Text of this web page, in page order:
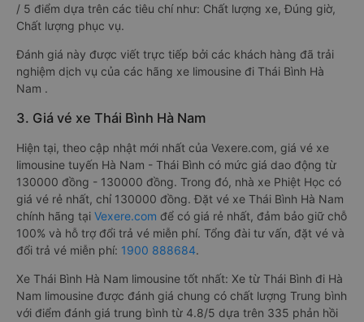
/ 5 điểm dựa trên các tiêu chí như: Chất lượng xe, Đúng giờ,
Chất lượng phục vụ.
Đánh giá này được viết trực tiếp bởi các khách hàng đã trải
nghiệm dịch vụ của các hãng xe limousine đi Thái Bình Hà
Nam .
3. Giá vé xe Thái Bình Hà Nam
Hiện tại, theo cập nhật mới nhất của Vexere.com, giá vé xe
limousine tuyến Hà Nam - Thái Bình có mức giá dao động từ
130000 đồng - 130000 đồng. Trong đó, nhà xe Phiệt Học có
giá vé rẻ nhất, chỉ 130000 đồng. Đặt vé xe Thái Bình Hà Nam
chính hãng tại Vexere.com để có giá rẻ nhất, đảm bảo giữ chỗ
100% và hỗ trợ đổi trả vé miễn phí. Tổng đài tư vấn, đặt vé và
đổi trả vé miễn phí: 1900 888684.
Xe Thái Bình Hà Nam limousine tốt nhất: Xe từ Thái Bình đi Hà
Nam limousine được đánh giá chung có chất lượng Trung bình
với điểm đánh giá trung bình từ 4.8/5 dựa trên 335 phản hồi